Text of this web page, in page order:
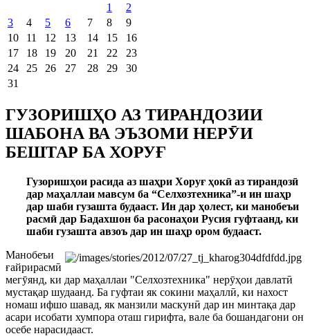
1
2
3
4 5 6 7 8
9
10
11 12 13 14 15
16
17
18 19 20 21 22
23
24
25 26 27 28 29
30
31
ГУЗОРИШҲО АЗ ТИРАНДОЗИИ
ШАБОНА ВА ЭЪЗОМИ НЕРӮИ
БЕШТАР БА ХОРУҒ
Гузоришҳои расида аз шаҳри Хоруғ ҳокӣ аз тирандозӣ
дар маҳаллаи мавсум ба “Селхозтехника”-и ин шаҳр
дар шаби гузашта будааст. Ин дар ҳолест, ки манобеъи
расмӣ дар Бадахшон ба расонаҳои Русия гуфтаанд, ки
шаби гузашта авзоъ дар ин шаҳр ором будааст.
Манобеъи
ғайрирасмӣ
мегӯянд, ки дар маҳаллаи "Селхозтехника" нерӯҳои давлатӣ
мустақар шудаанд. Ба гуфтаи як сокини маҳаллӣ, ки нахост
номаш ифшо шавад, як манзили маскунӣ дар ин минтақа дар
асари исобати хумпора оташ гирифта, вале ба бошандагони он
осебе нарасидааст.